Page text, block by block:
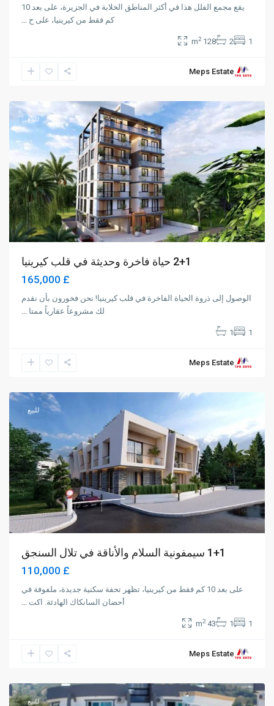
يقع مجمع الفلل هذا في أكثر المناطق الخلابة في الجزيرة، على بعد 10
كم فقط من كيرينيا، على ح ...
1
2
128 m
2
Meps EstateKarakum,
للبيع
2+1 حياة فاخرة وحديثة في قلب كيرينيا
£ 165,000
الوصول إلى ذروة الحياة الفاخرة في قلب كيرينيا! نحن فخورون بأن نقدم
لك مشروعاً عقارياً ممتا ...
1
1
Meps EstateAlsancak,
للبيع
1+1 سيمفونية السلام والأناقة في تلال السنجق
£ 110,000
على بعد 10 كم فقط من كيرينيا، تظهر تحفة سكنية جديدة، ملفوفة في
أحضان السانكاك الهادئة. اكت ...
1
1
43 m
2
Meps Estate
Karaoğlanoğlu,
للبيع